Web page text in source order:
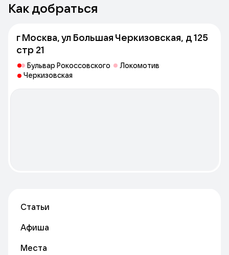
позволяющий проводить матчи Премьер-Лиги. Первый такой
года стадион был переименован в «Сапсан Арену».
Как добраться
г Москва, ул Большая Черкизовская, д 125
стр 21
Бульвар Рокоссовского
Локомотив
Черкизовская
Статьи
Афиша
Места